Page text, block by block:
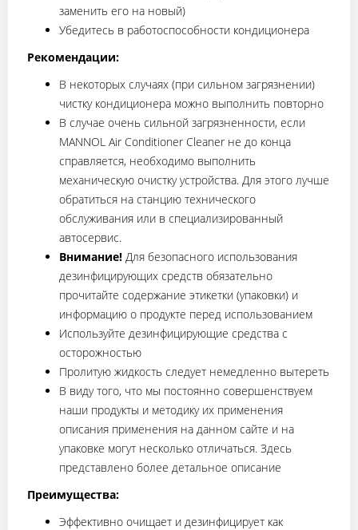
заменить его на новый)
Убедитесь в работоспособности кондиционера
Рекомендации:
В некоторых случаях (при сильном загрязнении)
чистку кондиционера можно выполнить повторно
В случае очень сильной загрязненности, если
MANNOL Air Conditioner Cleaner не до конца
справляется, необходимо выполнить
механическую очистку устройства. Для этого лучше
обратиться на станцию технического
обслуживания или в специализированный
автосервис.
Внимание! Для безопасного использования
дезинфицирующих средств обязательно
прочитайте содержание этикетки (упаковки) и
информацию о продукте перед использованием
Используйте дезинфицирующие средства с
осторожностью
Пролитую жидкость следует немедленно вытереть
В виду того, что мы постоянно совершенствуем
наши продукты и методику их применения
описания применения на данном сайте и на
упаковке могут несколько отличаться. Здесь
представлено более детальное описание
Преимущества:
Эффективно очищает и дезинфицирует как